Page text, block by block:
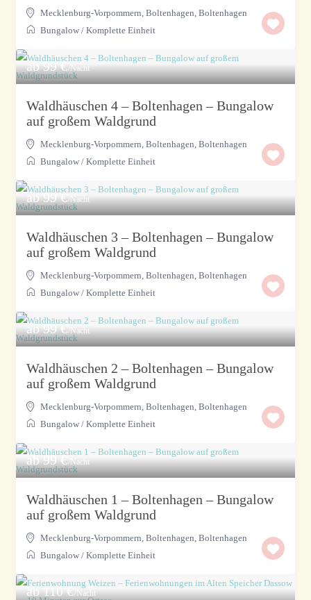
Mecklenburg-Vorpommern, Boltenhagen,Boltenhagen
Bungalow /Komplette Einheit
ab 99 €/Nacht
Waldhäuschen 4 – Boltenhagen – Bungalow
auf großem Waldgrund
Mecklenburg-Vorpommern, Boltenhagen,Boltenhagen
Bungalow /Komplette Einheit
ab 99 €/Nacht
Waldhäuschen 3 – Boltenhagen – Bungalow
auf großem Waldgrund
Mecklenburg-Vorpommern, Boltenhagen,Boltenhagen
Bungalow /Komplette Einheit
ab 99 €/Nacht
Waldhäuschen 2 – Boltenhagen – Bungalow
auf großem Waldgrund
Mecklenburg-Vorpommern, Boltenhagen,Boltenhagen
Bungalow /Komplette Einheit
ab 99 €/Nacht
Waldhäuschen 1 – Boltenhagen – Bungalow
auf großem Waldgrund
Mecklenburg-Vorpommern, Boltenhagen,Boltenhagen
Bungalow /Komplette Einheit
ab 110 €/Nacht